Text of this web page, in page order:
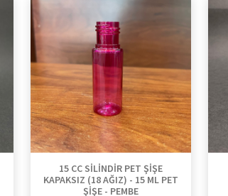
15 CC SİLİNDİR PET ŞİŞE
KAPAKSIZ (18 AĞIZ) - 15 ML PET
ŞİŞE - PEMBE